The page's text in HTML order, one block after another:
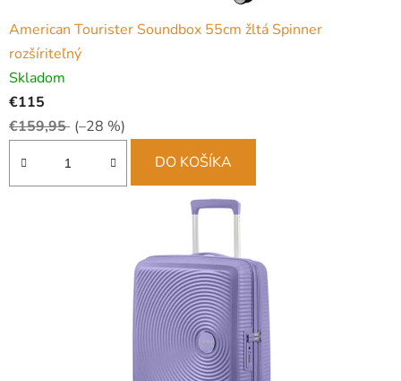
h
o
d
e
American Tourister Soundbox 55cm žltá Spinner
rozšíriteľný
Skladom
€115
€159,95 (–28 %)
DO KOŠÍKA